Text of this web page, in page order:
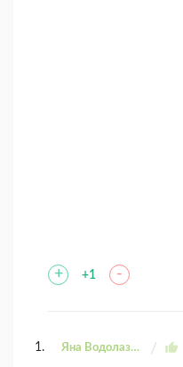
+ +1 -
Яна Водолазова